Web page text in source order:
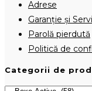
Adrese
Garanție și
Parolă pierdută
Politică de
Categorii de